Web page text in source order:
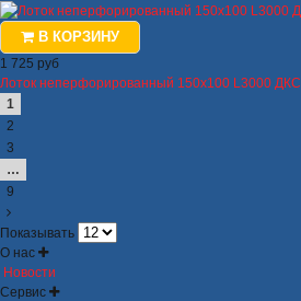
В КОРЗИНУ
1 725 руб
Лоток неперфорированный 150х100 L3000 ДКС
1
2
3
…
9
Показывать
О нас
Новости
Сервис